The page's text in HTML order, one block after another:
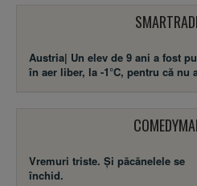
Austria| Un elev de 9 ani a fost
în aer liber, la -1°C, pentru că nu
Vremuri triste. Şi păcănelele se
închid.